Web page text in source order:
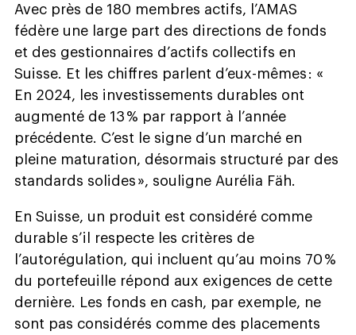
Avec près de 180 membres actifs, l’AMAS
fédère une large part des directions de fonds
et des gestionnaires d’actifs collectifs en
Suisse. Et les chiffres parlent d’eux-mêmes : «
En 2024, les investissements durables ont
augmenté de 13 % par rapport à l’année
précédente. C’est le signe d’un marché en
pleine maturation, désormais structuré par des
standards solides », souligne Aurélia Fäh.
En Suisse, un produit est considéré comme
durable s’il respecte les critères de
l’autorégulation, qui incluent qu’au moins 70 %
du portefeuille répond aux exigences de cette
dernière. Les fonds en cash, par exemple, ne
sont pas considérés comme des placements